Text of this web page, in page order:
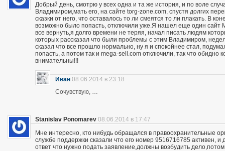
Добрый день, смотрю у всех одна и та же история, и по воле
Владимиром,мать его, на сайте torg-zone.com, спустя долгих
сказки от него, что оставалось то ли смеятся то ли плакать. В
возможно было попасть, отключили уже.Я нашел еще один
все вернуть,я долго времени не теряя, начал писать людям
которых рассказал что были проблемы с этим Владимиром,
сказал что все прошло нормально, ну я и спокойнее стал,
попасть, а потом так и mega-sell.com отключили, так что обидно
внимательны!!!
Иван 08.06.2014 в 23:18
Сочувствую, …
Stanislav Ponomarev 08.06.2014 в 17:47
Мне интересно, кто нибудь обращался в правоохранительные
службе поддержки сказали что его номер 9516716785 активен,
ответ что нужно подать заявление,должны возбудить